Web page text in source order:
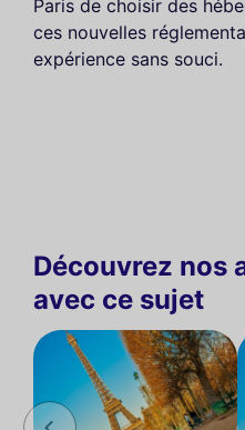
Paris de choisir des
ces nouvelles
expérience sans souci.
Découvrez nos
avec ce sujet